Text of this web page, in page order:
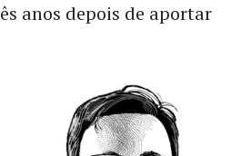
anos depois de aportar